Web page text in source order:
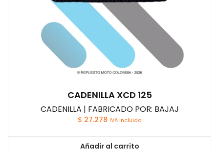
CADENILLA XCD 125
CADENILLA | FABRICADO POR: BAJAJ
$ 27.278 IVA incluido
Añadir al carrito